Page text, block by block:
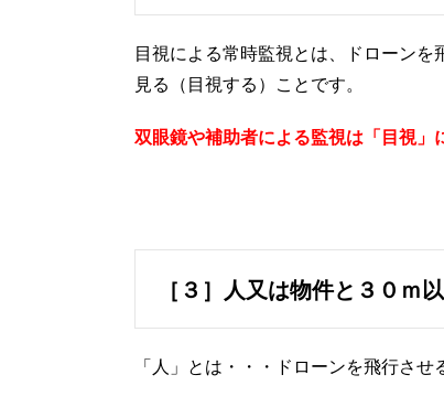
目視による常時監視とは、ドローン
見る（目視する）ことです。
双眼鏡や補助者による監視は「目視」
［３］人又は物件と３０ｍ
「人」とは・・・ドローンを飛行させ